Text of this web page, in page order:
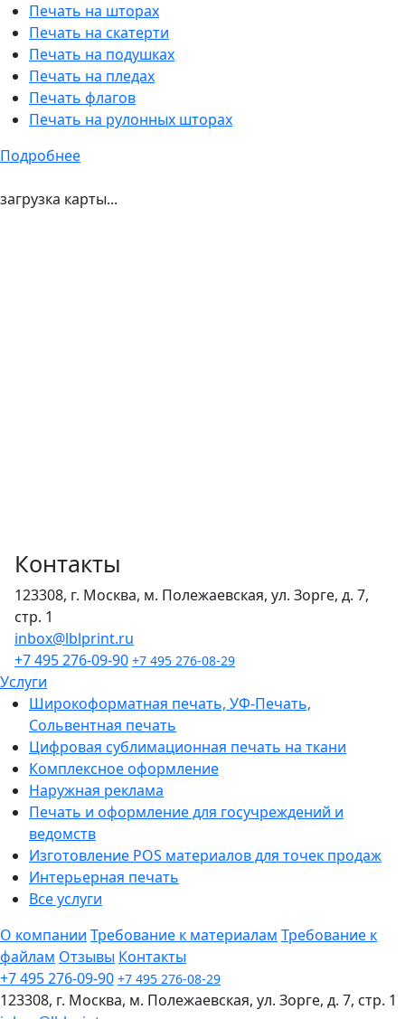
Печать на шторах
Печать на скатерти
Печать на подушках
Печать на пледах
Печать флагов
Печать на рулонных шторах
Подробнее
загрузка карты...
Контакты
123308, г. Москва, м. Полежаевская, ул. Зорге, д. 7,
стр. 1
inbox@lblprint.ru
+7 495 276-09-90 +7 495 276-08-29
Услуги
Широкоформатная печать, УФ-Печать,
Сольвентная печать
Цифровая сублимационная печать на ткани
Комплексное оформление
Наружная реклама
Печать и оформление для госучреждений и
ведомств
Изготовление POS материалов для точек продаж
Интерьерная печать
Все услуги
О компании Требование к материалам Требование к
файлам Отзывы Контакты
+7 495 276-09-90 +7 495 276-08-29
123308, г. Москва, м. Полежаевская, ул. Зорге, д. 7, стр. 1